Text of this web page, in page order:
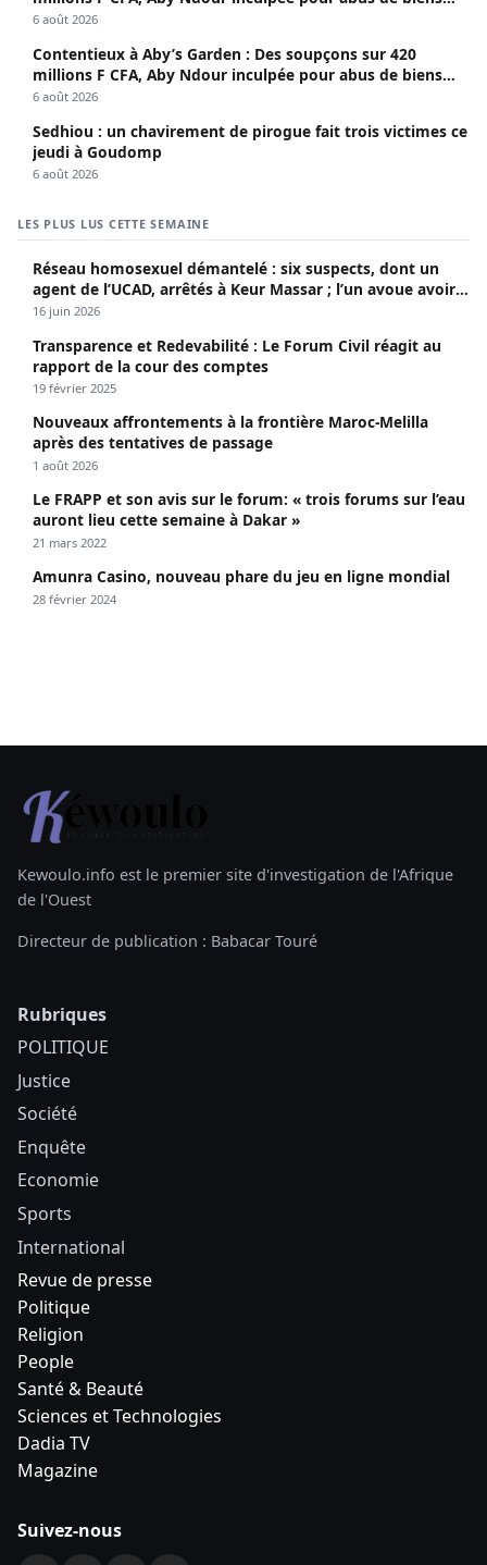
sociaux
6 août 2026
Contentieux à Aby’s Garden : Des soupçons sur 420
millions F CFA, Aby Ndour inculpée pour abus de biens
sociaux
6 août 2026
Sedhiou : un chavirement de pirogue fait trois victimes ce
jeudi à Goudomp
6 août 2026
LES PLUS LUS CETTE SEMAINE
Réseau homosexuel démantelé : six suspects, dont un
agent de l’UCAD, arrêtés à Keur Massar ; l’un avoue avoir
propagé le VIH depuis 2018
16 juin 2026
Transparence et Redevabilité : Le Forum Civil réagit au
rapport de la cour des comptes
19 février 2025
Nouveaux affrontements à la frontière Maroc-Melilla
après des tentatives de passage
1 août 2026
Le FRAPP et son avis sur le forum: « trois forums sur l’eau
auront lieu cette semaine à Dakar »
21 mars 2022
Amunra Casino, nouveau phare du jeu en ligne mondial
28 février 2024
Kewoulo.info est le premier site d'investigation de l'Afrique
de l'Ouest
Directeur de publication : Babacar Touré
Rubriques
POLITIQUE
Justice
Société
Enquête
Economie
Sports
International
Revue de presse
Politique
Religion
People
Santé & Beauté
Sciences et Technologies
Dadia TV
Magazine
Suivez-nous